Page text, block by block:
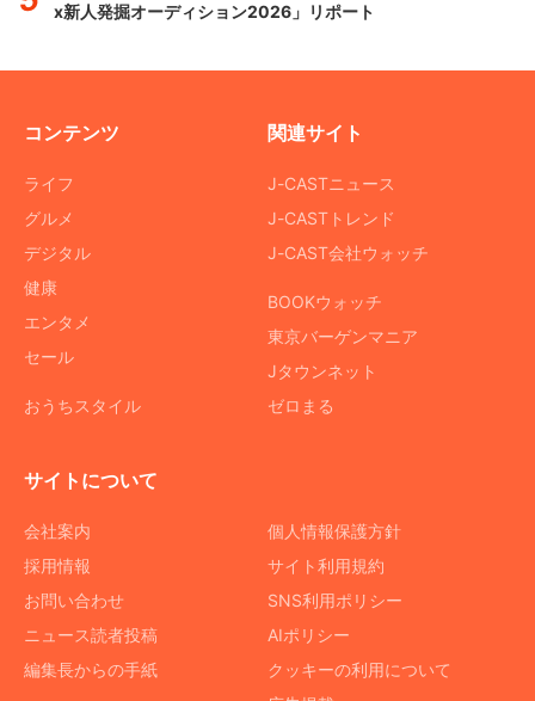
x新人発掘オーディション2026」リポート
コンテンツ
ライフ
グルメ
デジタル
健康
エンタメ
セール
おうちスタイル
関連サイト
J-CASTニュース
J-CASTトレンド
J-CAST会社ウォッチ
BOOKウォッチ
東京バーゲンマニア
Jタウンネット
ゼロまる
サイトについて
会社案内
採用情報
お問い合わせ
ニュース読者投稿
編集長からの手紙
個人情報保護方針
サイト利用規約
SNS利用ポリシー
AIポリシー
クッキーの利用について